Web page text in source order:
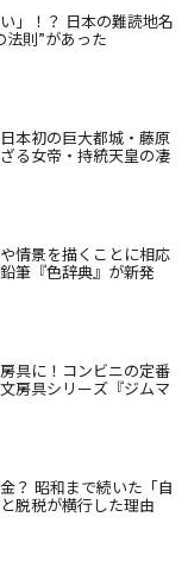
」！？ 日本の難読地名
法則”があった
本初の巨大都城・藤原
る女帝・持統天皇の凄
情景を描くことに相応
筆『色辞典』が新発
具に！コンビニの定番
房具シリーズ『ジムマ
？ 昭和まで続いた「自
脱税が横行した理由